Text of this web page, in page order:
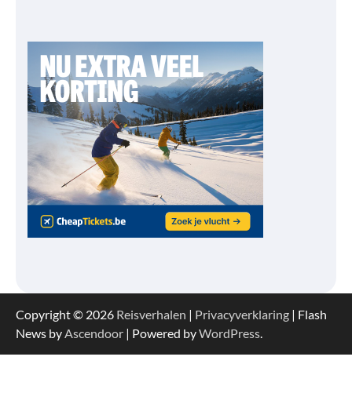
Copyright © 2026 Reisverhalen | Privacyverklaring | Flash
News by Ascendoor | Powered byWordPress